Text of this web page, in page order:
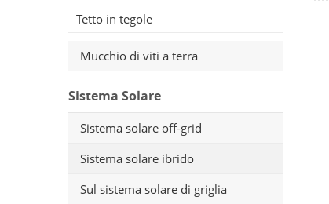
Tetto in tegole
Mucchio di viti a terra
Sistema Solare
Sistema solare off-grid
Sistema solare ibrido
Sul sistema solare di griglia